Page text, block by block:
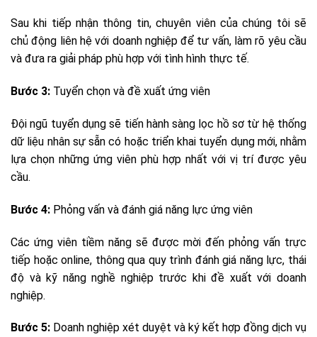
Sau khi tiếp nhận thông tin, chuyên viên của chúng tôi sẽ
chủ động liên hệ với doanh nghiệp để tư vấn, làm rõ yêu cầu
và đưa ra giải pháp phù hợp với tình hình thực tế.
Bước 3: Tuyển chọn và đề xuất ứng viên
Đội ngũ tuyển dụng sẽ tiến hành sàng lọc hồ sơ từ hệ thống
dữ liệu nhân sự sẵn có hoặc triển khai tuyển dụng mới, nhằm
lựa chọn những ứng viên phù hợp nhất với vị trí được yêu
cầu.
Bước 4: Phỏng vấn và đánh giá năng lực ứng viên
Các ứng viên tiềm năng sẽ được mời đến phỏng vấn trực
tiếp hoặc online, thông qua quy trình đánh giá năng lực, thái
độ và kỹ năng nghề nghiệp trước khi đề xuất với doanh
nghiệp.
Bước 5: Doanh nghiệp xét duyệt và ký kết hợp đồng dịch vụ